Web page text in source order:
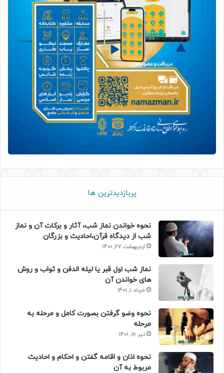
پربازدیدترین ها
نحوه خواندن نماز شب، آثار و برکات آن و نماز
شب از دیدگاه قرآن،احادیث و بزرگان
اردیبهشت 27, 1401
نماز شب اول قبر یا لیله الدفن و ثواب و روش
های خواندن آن
خرداد 1, 1401
نحوه وضو گرفتن بصورت کامل و مرحله به
مرحله
تیر 16, 1401
نحوه اذان و اقامه گفتن و احکام و احادیث
مربوط به آن